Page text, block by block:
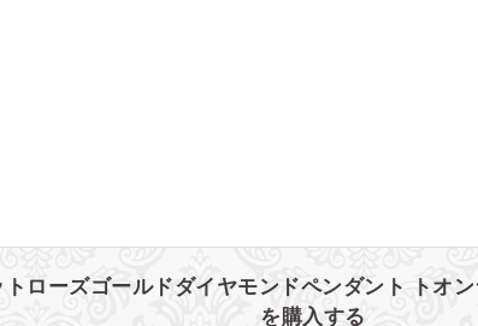
ローズゴールドダイヤモンドペンダント トオ
を購入する